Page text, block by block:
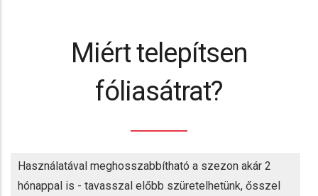
Miért telepítsen
fóliasátrat?
Használatával meghosszabbítható a szezon akár 2
hónappal is - tavasszal előbb szüretelhetünk, ősszel